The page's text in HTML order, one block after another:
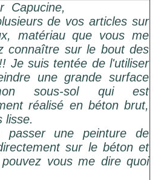
Capucine,
de vos articles sur
matériau que vous me
connaître sur le bout des
Je suis tentée de l'utiliser
une grande surface
sous-sol qui est
réalisé en béton brut,
lisse.
passer une peinture de
sur le béton et
vous me dire quoi